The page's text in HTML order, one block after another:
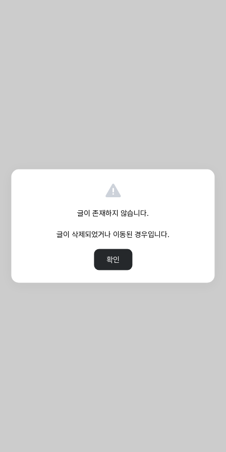
글이 존재하지 않습니다.
글이 삭제되었거나 이동된 경우입니다.
확인